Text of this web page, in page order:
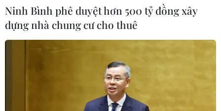
Thả kỳ đà hoa về rừng đặc dụng
vườn chim Bạc Liêu
Đẩy nhanh tiến độ Nhà máy điện rác
ở Thanh Hóa trước áp lực xử lý rác
Ninh Bình phê duyệt hơn 500 tỷ đồng xây
dựng nhà chung cư cho thuê